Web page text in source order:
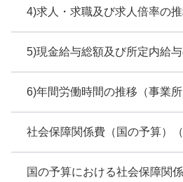
4)求人・求職及び求人倍率の推
5)現金給与総額及び所定内給
6)年間労働時間の推移（事業
社会保障関係費（国の予算）
国の予算における社会保障関